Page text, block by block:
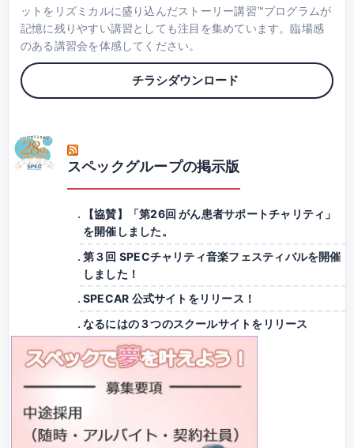
ットをリズミカルに盛り込んだストーリー講習™プログラムが
記憶に残りやすい講習としても注目を集めています。臨場感
のある講習会を体感してください。
チラシダウンロード
スペックグループの掲示版
【協賛】「第26回 がん患者サポートチャリティ」
を開催しました。
第３回 SPECチャリティ音楽フェスティバルを開催
しました！
SPECAR 公式サイトをリリース！
なるにはの３つのスクールサイトをリリース